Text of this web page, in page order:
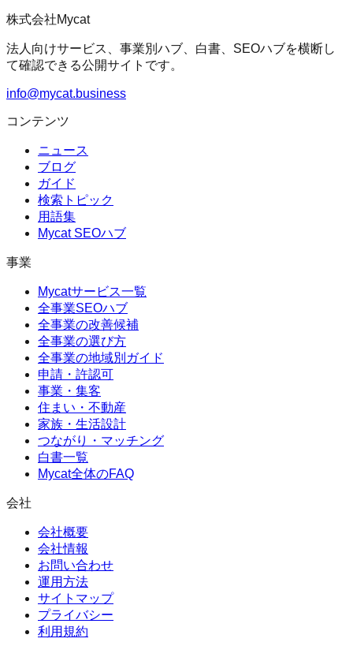
株式会社Mycat
法人向けサービス、事業別ハブ、白書、SEOハブを横断し
て確認できる公開サイトです。
info@mycat.business
コンテンツ
ニュース
ブログ
ガイド
検索トピック
用語集
Mycat SEOハブ
事業
Mycatサービス一覧
全事業SEOハブ
全事業の改善候補
全事業の選び方
全事業の地域別ガイド
申請・許認可
事業・集客
住まい・不動産
家族・生活設計
つながり・マッチング
白書一覧
Mycat全体のFAQ
会社
会社概要
会社情報
お問い合わせ
運用方法
サイトマップ
プライバシー
利用規約